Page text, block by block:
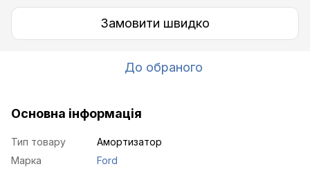
Замовити швидко
До обраного
Основна інформація
Тип товару
Амортизатор
Марка
Ford